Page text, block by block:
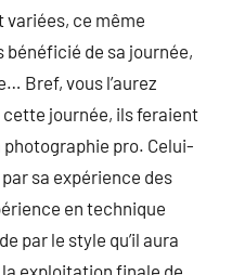
ce même
bénéficié de sa journée,
Bref, vous l’aurez
cette journée, ils feraient
pro. Celui-
sa expérience des
en technique
par le style qu’il aura
exploitation finale de